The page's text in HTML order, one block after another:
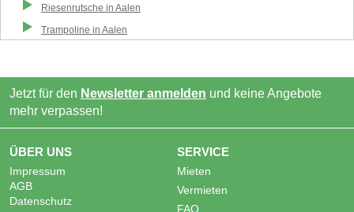
Riesenrutsche in Aalen
Trampoline in Aalen
Jetzt für den Newsletter anmelden und keine Angebote
mehr verpassen!
ÜBER UNS
Impressum
AGB
Datenschutz
SERVICE
Mieten
Vermieten
FAQ